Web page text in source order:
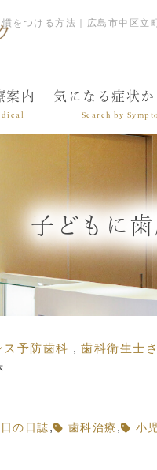
をつける方法｜広島市中区
案内 気になる症状
Search by
子どもに
予防歯科 歯科衛生士
の日誌 , 歯科治療 , 小